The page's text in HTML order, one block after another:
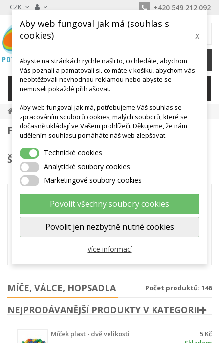
CZK +420 549 212 092
0 Kč
KATEGORIE
Míče, Válce, Hopsadla
FILTROVÁNÍ
ŠTÍTKY
MÍČE, VÁLCE, HOPSADLA
Velké cvičební míče a rehabilitační válce či pilates fitrolly - to jsou
cvičební pomůcky pro zlepšení kondice a pro rehabilitační
cvičení. Gymnastický míč je jednou z nejrozšířenějších cvičebních
pomůcek vůbec. Využívá se pro relaxaci, rehabilitaci, fitness
cvičení. Na velkých cvičebních míčích cvičí děti, senioři, těhotné
zobrazit více
MÍČE, VÁLCE, HOPSADLA Počet produktů: 146
NEJPRODÁVANĚJŠÍ PRODUKTY V KATEGORII
Míček plast - dvě velikosti
5 Kč
Aby web fungoval jak má (souhlas s
cookies)
x
Abyste na stránkách rychle našli to, co hledáte, abychom
Vás poznali a pamatovali si, co máte v košíku, abychom vás
neobtěžovali nevhodnou reklamou nebo abyste se
nemuseli pokaždé přihlašovat.
Aby web fungoval jak má, potřebujeme Váš souhlas se
zpracováním souborů cookies, malých souborů, které se
dočasně ukládají ve Vašem prohlížeči. Děkujeme, že nám
udělením souhlasu pomáháte náš web zlepšovat.
Technické cookies
Analytické soubory cookies
Marketingové soubory cookies
Povolit všechny soubory cookies
Povolit jen nezbytně nutné cookies
Více informací